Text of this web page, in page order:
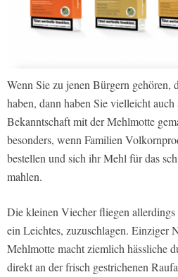
Wenn Sie zu jenen Bürgern gehören,
haben, dann haben Sie vielleicht
Bekanntschaft mit der Mehlmotte
besonders, wenn Familien
bestellen und sich ihr Mehl für das
mahlen.
Die kleinen Viecher fliegen allerdings
ein Leichtes, zuzuschlagen. Einziger
Mehlmotte macht ziemlich hässliche
direkt an der frisch gestrichenen